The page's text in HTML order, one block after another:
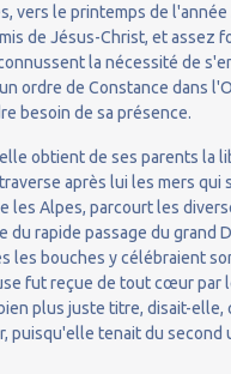
vers le printemps de l'année
de Jésus-Christ, et assez
la nécessité de
ordre de Constance dans
besoin de sa présence.
obtient de ses parents la
après lui les mers qui
les Alpes, parcourt les
du rapide passage du grand
les bouches y célébraient
fut reçue de tout cœur par
plus juste titre, disait-elle,
puisqu'elle tenait du second